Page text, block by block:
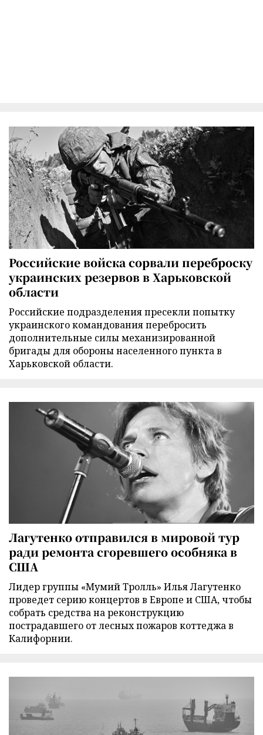
Российские войска сорвали переброску
украинских резервов в Харьковской
области
Российские подразделения пресекли попытку
украинского командования перебросить
дополнительные силы механизированной
бригады для обороны населенного пункта в
Харьковской области.
Лагутенко отправился в мировой тур
ради ремонта сгоревшего особняка в
США
Лидер группы «Мумий Тролль» Илья Лагутенко
проведет серию концертов в Европе и США, чтобы
собрать средства на реконструкцию
пострадавшего от лесных пожаров коттеджа в
Калифорнии.